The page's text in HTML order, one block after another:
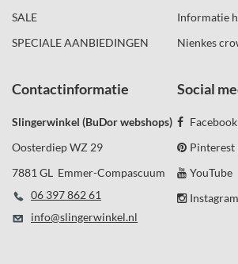
SALE
SPECIALE AANBIEDINGEN
Informatie
Nienkes
Contactinformatie
Slingerwinkel (BuDor webshops)
Oosterdiep WZ 29
7881 GL Emmer-Compascuum
06 397 862 61
info@slingerwinkel.nl
Social
Facebook
Pinterest
YouTube
Instagram